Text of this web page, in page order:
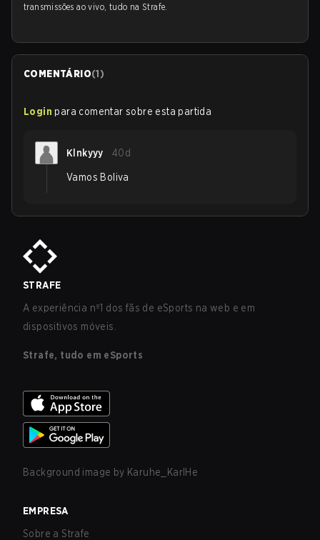
transmissões ao vivo, tudo na Strafe.
COMENTÁRIO(1)
Login para comentar sobre esta partida
Klnkyyy 40d
Vamos Boliva
STRAFE
A experiência nº1 dos fãs de eSports na web e em
dispositivos móveis.
Strafe, tudo em eSports
Background image by Karuhe_KarlHe
EMPRESA
Sobre a Strafe